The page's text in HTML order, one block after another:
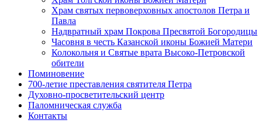
Храм святых первоверховных апостолов Петра и
Павла
Надвратный храм Покрова Пресвятой Богородицы
Часовня в честь Казанской иконы Божией Матери
Колокольня и Святые врата Высоко-Петровской
обители
Поминовение
700-летие преставления святителя Петра
Духовно-просветительский центр
Паломническая служба
Контакты